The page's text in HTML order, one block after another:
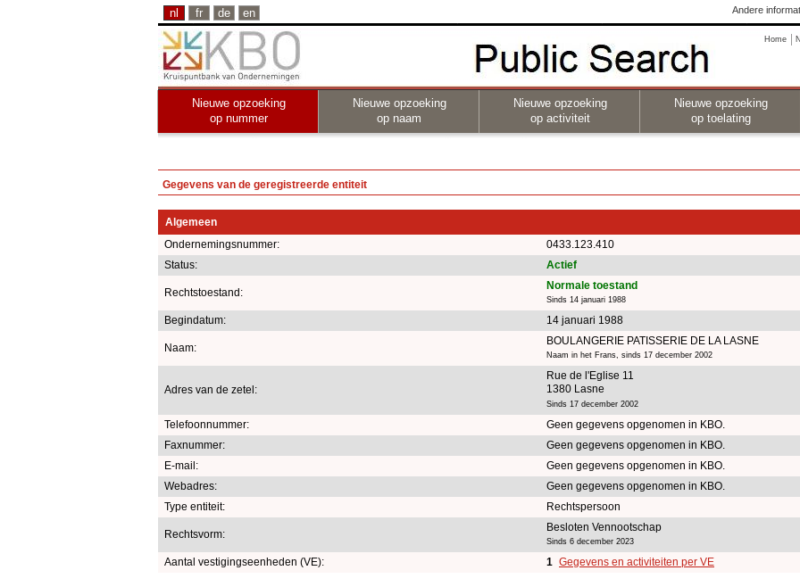
nl fr de en Andere
Home
Nieuwe opzoeking
op nummer
Nieuwe opzoeking
op naam
Nieuwe opzoeking
op activiteit
Nieuwe opzoeking
op toelating
Gegevens van de geregistreerde entiteit
Algemeen
Ondernemingsnummer:
0433.123.410
Status:
Actief
Rechtstoestand:
Normale toestand
Sinds 14 januari 1988
Begindatum: 14 januari 1988
Naam:
BOULANGERIE PATISSERIE DE LA LASNE
Naam in het Frans, sinds 17 december 2002
Adres van de zetel:
Rue de l'Eglise 11
1380 Lasne
Sinds 17 december 2002
Telefoonnummer:
Geen gegevens opgenomen in KBO.
Faxnummer:
Geen gegevens opgenomen in KBO.
E-mail:
Geen gegevens opgenomen in KBO.
Webadres:
Geen gegevens opgenomen in KBO.
Type entiteit:
Rechtspersoon
Rechtsvorm:
Besloten Vennootschap
Sinds 6 december 2023
Aantal vestigingseenheden (VE): 1 Gegevens en activiteiten per VE